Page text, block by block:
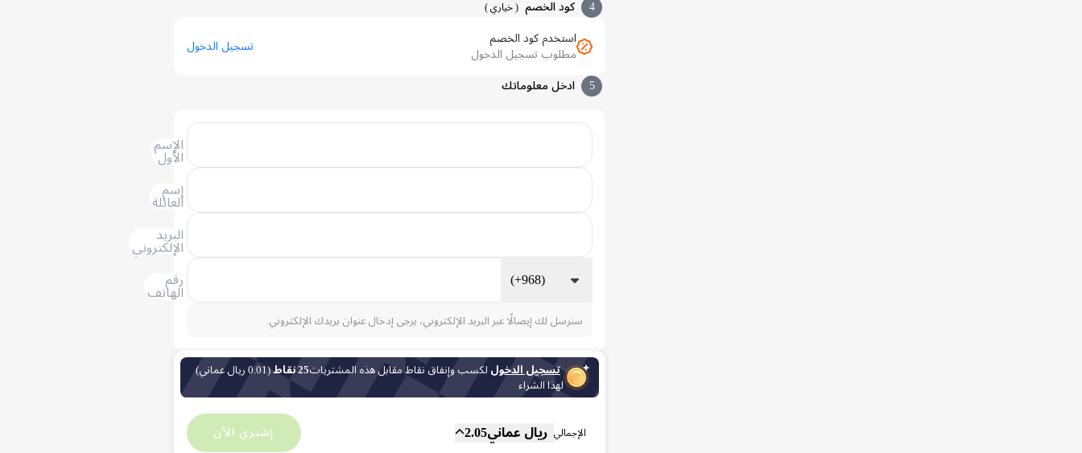
4 كود الخصم ( خياري )
استخدم كود الخصم
مطلوب تسجيل الدخول
تسجيل الدخول
5 ادخل معلوماتك
الإسم
الأول
إسم
العائلة
البريد
الإلكتروني
رقم
الهاتف
(+968)
سنرسل لك إيصالًا عبر البريد الإلكتروني، يرجى إدخال عنوان بريدك الإلكتروني.
تسجيل الدخول لكسب وإنفاق نقاط مقابل هذه المشتريات25 نقاط
(0.01 ريال عماني)
لهذا الشراء
ريال عماني2.05
Fee
ريال عماني 0 الإجمالي ريال عماني2.05 إشتري الآن